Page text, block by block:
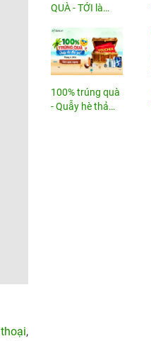
,
QUÀ - TỚI là
100% trúng quà
- Quẫy hè thả